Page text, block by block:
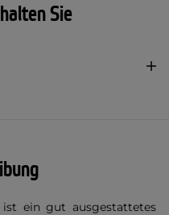
Sie
ist ein gut ausgestattetes